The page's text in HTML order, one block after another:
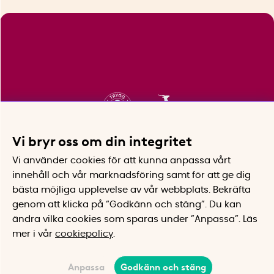
Vi bryr oss om din integritet
Vi använder cookies för att kunna anpassa vårt
innehåll och vår marknadsföring samt för att ge dig
bästa möjliga upplevelse av vår webbplats.
Bekräfta
genom att klicka på “Godkänn och stäng”. Du kan
ändra vilka cookies som sparas under ”Anpassa”.
Läs
mer i vår cookiepolicy
Anpassa Godkänn och stäng